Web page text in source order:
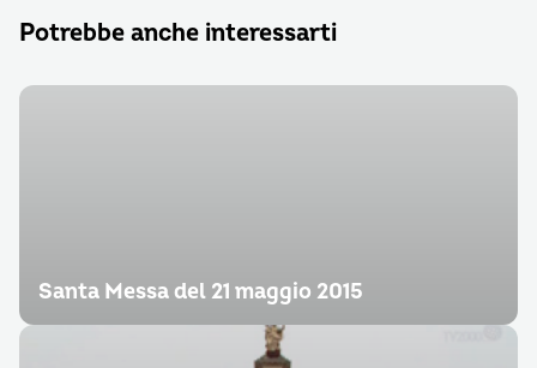
Potrebbe anche interessarti
Santa Messa del 21 maggio 2015